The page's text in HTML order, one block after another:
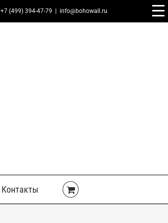
+7 (499) 394-47-79 info@bohowall.ru
Контакты